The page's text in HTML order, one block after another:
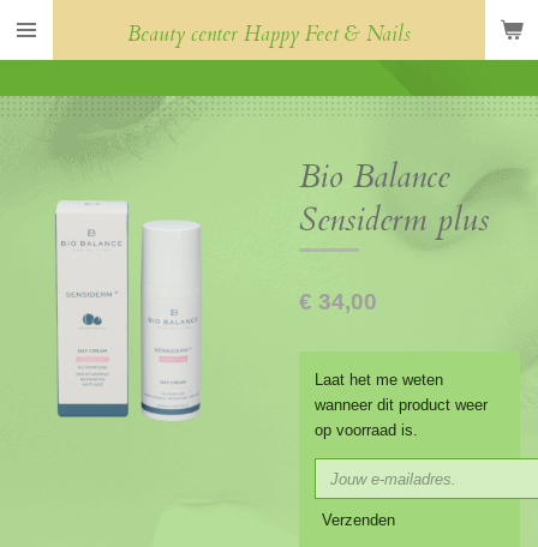
Ga
de
Beauty center Happy Feet & Nails
Bio Balance
Sensiderm plus
€ 34,00
Laat het me weten
wanneer dit product weer
op voorraad is.
Verzenden